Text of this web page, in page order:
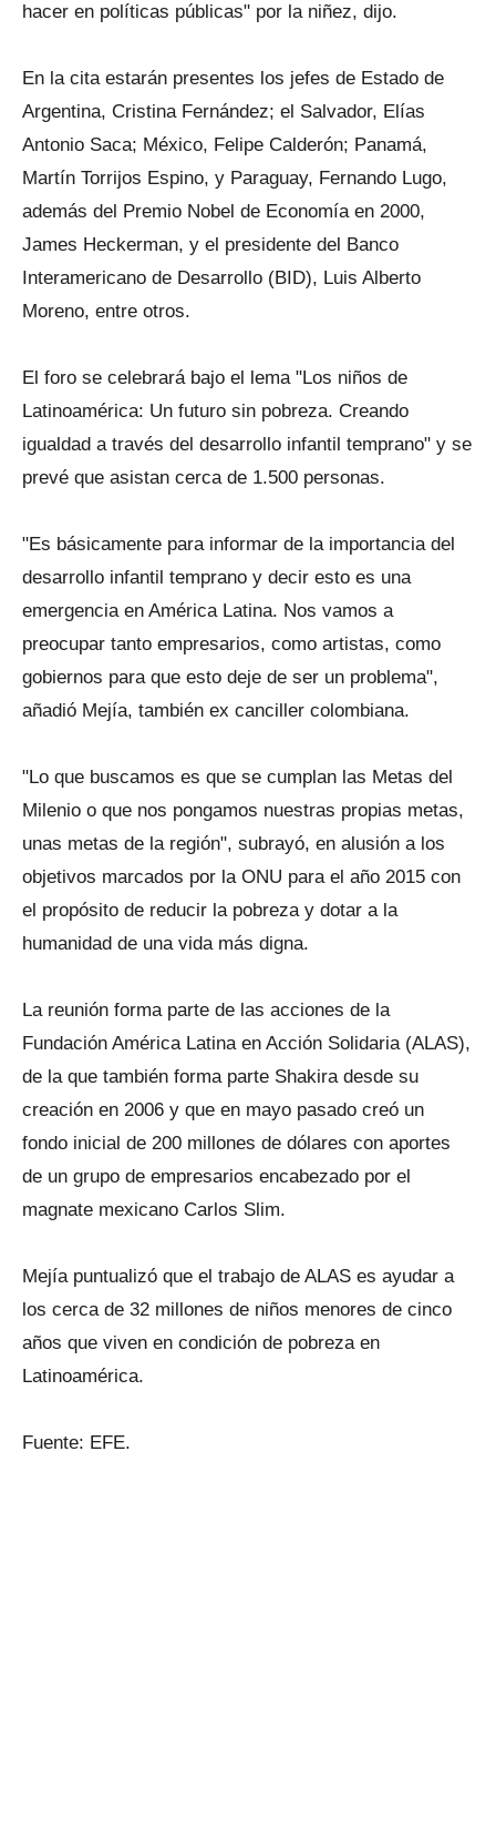
hacer en políticas públicas" por la niñez, dijo.
En la cita estarán presentes los jefes de Estado de
Argentina, Cristina Fernández; el Salvador, Elías
Antonio Saca; México, Felipe Calderón; Panamá,
Martín Torrijos Espino, y Paraguay, Fernando Lugo,
además del Premio Nobel de Economía en 2000,
James Heckerman, y el presidente del Banco
Interamericano de Desarrollo (BID), Luis Alberto
Moreno, entre otros.
El foro se celebrará bajo el lema "Los niños de
Latinoamérica: Un futuro sin pobreza. Creando
igualdad a través del desarrollo infantil temprano" y se
prevé que asistan cerca de 1.500 personas.
"Es básicamente para informar de la importancia del
desarrollo infantil temprano y decir esto es una
emergencia en América Latina. Nos vamos a
preocupar tanto empresarios, como artistas, como
gobiernos para que esto deje de ser un problema",
añadió Mejía, también ex canciller colombiana.
"Lo que buscamos es que se cumplan las Metas del
Milenio o que nos pongamos nuestras propias metas,
unas metas de la región", subrayó, en alusión a los
objetivos marcados por la ONU para el año 2015 con
el propósito de reducir la pobreza y dotar a la
humanidad de una vida más digna.
La reunión forma parte de las acciones de la
Fundación América Latina en Acción Solidaria (ALAS),
de la que también forma parte Shakira desde su
creación en 2006 y que en mayo pasado creó un
fondo inicial de 200 millones de dólares con aportes
de un grupo de empresarios encabezado por el
magnate mexicano Carlos Slim.
Mejía puntualizó que el trabajo de ALAS es ayudar a
los cerca de 32 millones de niños menores de cinco
años que viven en condición de pobreza en
Latinoamérica.
Fuente: EFE.